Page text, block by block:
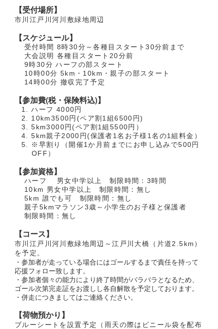
【受付場所】
市川江戸川河川敷緑地周辺
【スケジュール】
受付時間 8時30分～各種目スタート30分前まで
大会説明 各種目スタート20分前
9時30分 ハーフの部スタート
10時00分 5km・10km・親子の部スタート
14時00分 撤収完了予定
【参加費(税・保険料込)】
ハーフ 4000円
10km3500円(ペア割1組6500円)
5km3000円(ペア割1組5500円）
5km親子2000円(保護者1名お子様1名の1組料金）
※早割り（開催1か月前までにお申し込みで500円
OFF）
【参加資格】
ハーフ 男女中学以上 制限時間：3時間
10km 男女中学以上 制限時間：無し
5km 誰でも可 制限時間：無し
親子5kmマラソン3歳～小学生のお子様と保護者
制限時間：無し
【コース】
市川江戸川河川敷緑地周辺～江戸川大橋（片道2.5km）
を予定。
・参加者が走っている場合にはゴールするまで責任を持って
応援フォロー致します。
・参加者個々の能力により終了時間がバラバラとなるため、
ゴール次第完走証をお渡しし各自解散を予定しております。
・併走につきましてはご連絡ください。
【荷物預かり】
ブルーシートを設置予定（雨天の際はビニール袋を配布